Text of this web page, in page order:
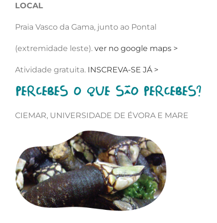
LOCAL
Praia Vasco da Gama, junto ao Pontal
(extremidade leste). ver no google maps >
Atividade gratuita. INSCREVA-SE JÁ >
CIEMAR, UNIVERSIDADE DE ÉVORA E MARE